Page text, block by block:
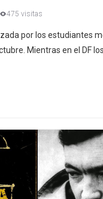
475 visitas
por los estudiantes
Mientras en el DF